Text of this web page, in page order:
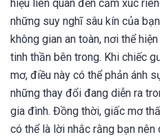
hiệu liên quan đến cảm xúc
những suy nghĩ sâu kín của
không gian an toàn, nơi thể
tinh thần bên trong. Khi chiếc
mơ, điều này có thể phản ánh
những thay đổi đang diễn ra
gia đình. Đồng thời, giấc mơ
có thể là lời nhắc rằng bạn